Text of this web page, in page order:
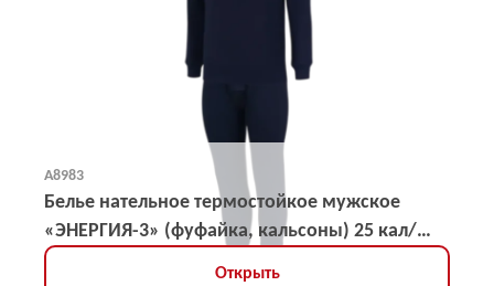
А8983
Белье нательное термостойкое мужское
«ЭНЕРГИЯ-3» (фуфайка, кальсоны) 25 кал/
кв.см
Открыть